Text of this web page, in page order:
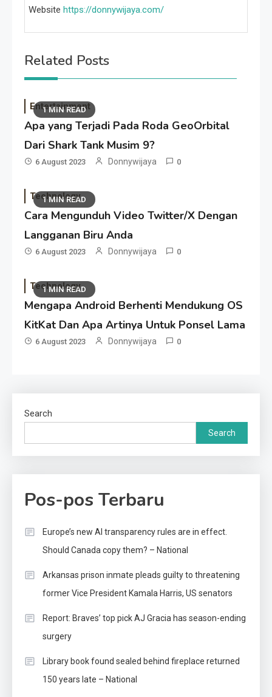
Website https://donnywijaya.com/
Related Posts
1 MIN READ
Entertainment
Apa yang Terjadi Pada Roda GeoOrbital
Dari Shark Tank Musim 9?
6 August 2023 Donnywijaya 0
1 MIN READ
Technology
Cara Mengunduh Video Twitter/X Dengan
Langganan Biru Anda
6 August 2023 Donnywijaya 0
1 MIN READ
Technology
Mengapa Android Berhenti Mendukung OS
KitKat Dan Apa Artinya Untuk Ponsel Lama
6 August 2023 Donnywijaya 0
Search
Search
Pos-pos Terbaru
Europe’s new AI transparency rules are in effect.
Should Canada copy them? – National
Arkansas prison inmate pleads guilty to threatening
former Vice President Kamala Harris, US senators
Report: Braves’ top pick AJ Gracia has season-ending
surgery
Library book found sealed behind fireplace returned
150 years late – National